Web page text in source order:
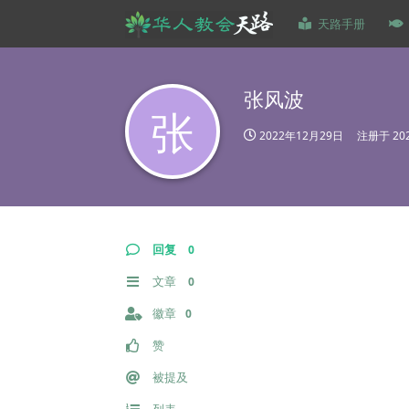
天路手册
张
张风波
2022年12月29日 注册于
回复 0
文章 0
徽章 0
赞
被提及